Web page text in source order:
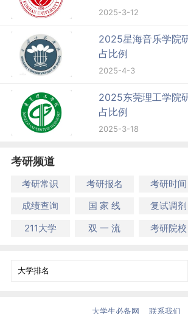
2025-3-12
2025星海音乐学院
占比例
2025-4-3
2025东莞理工学院
占比例
2025-3-18
考研频道
考研常识 考研报名 考研时间
成绩查询
国 家 线 复试调剂
211大学
双 一 流 考研院校
大学生必备网 联系我们